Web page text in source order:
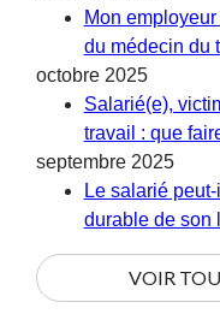
Mon
du médecin du
octobre 2025
Salarié(e),
travail : que
septembre 2025
Le salarié
durable de son
VOIR